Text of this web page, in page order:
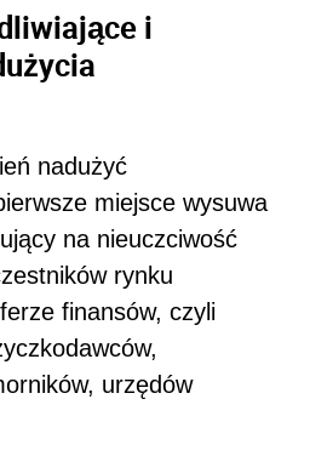
i
nadużyć
miejsce wysuwa
na nieuczciwość
rynku
finansów, czyli
urzędów